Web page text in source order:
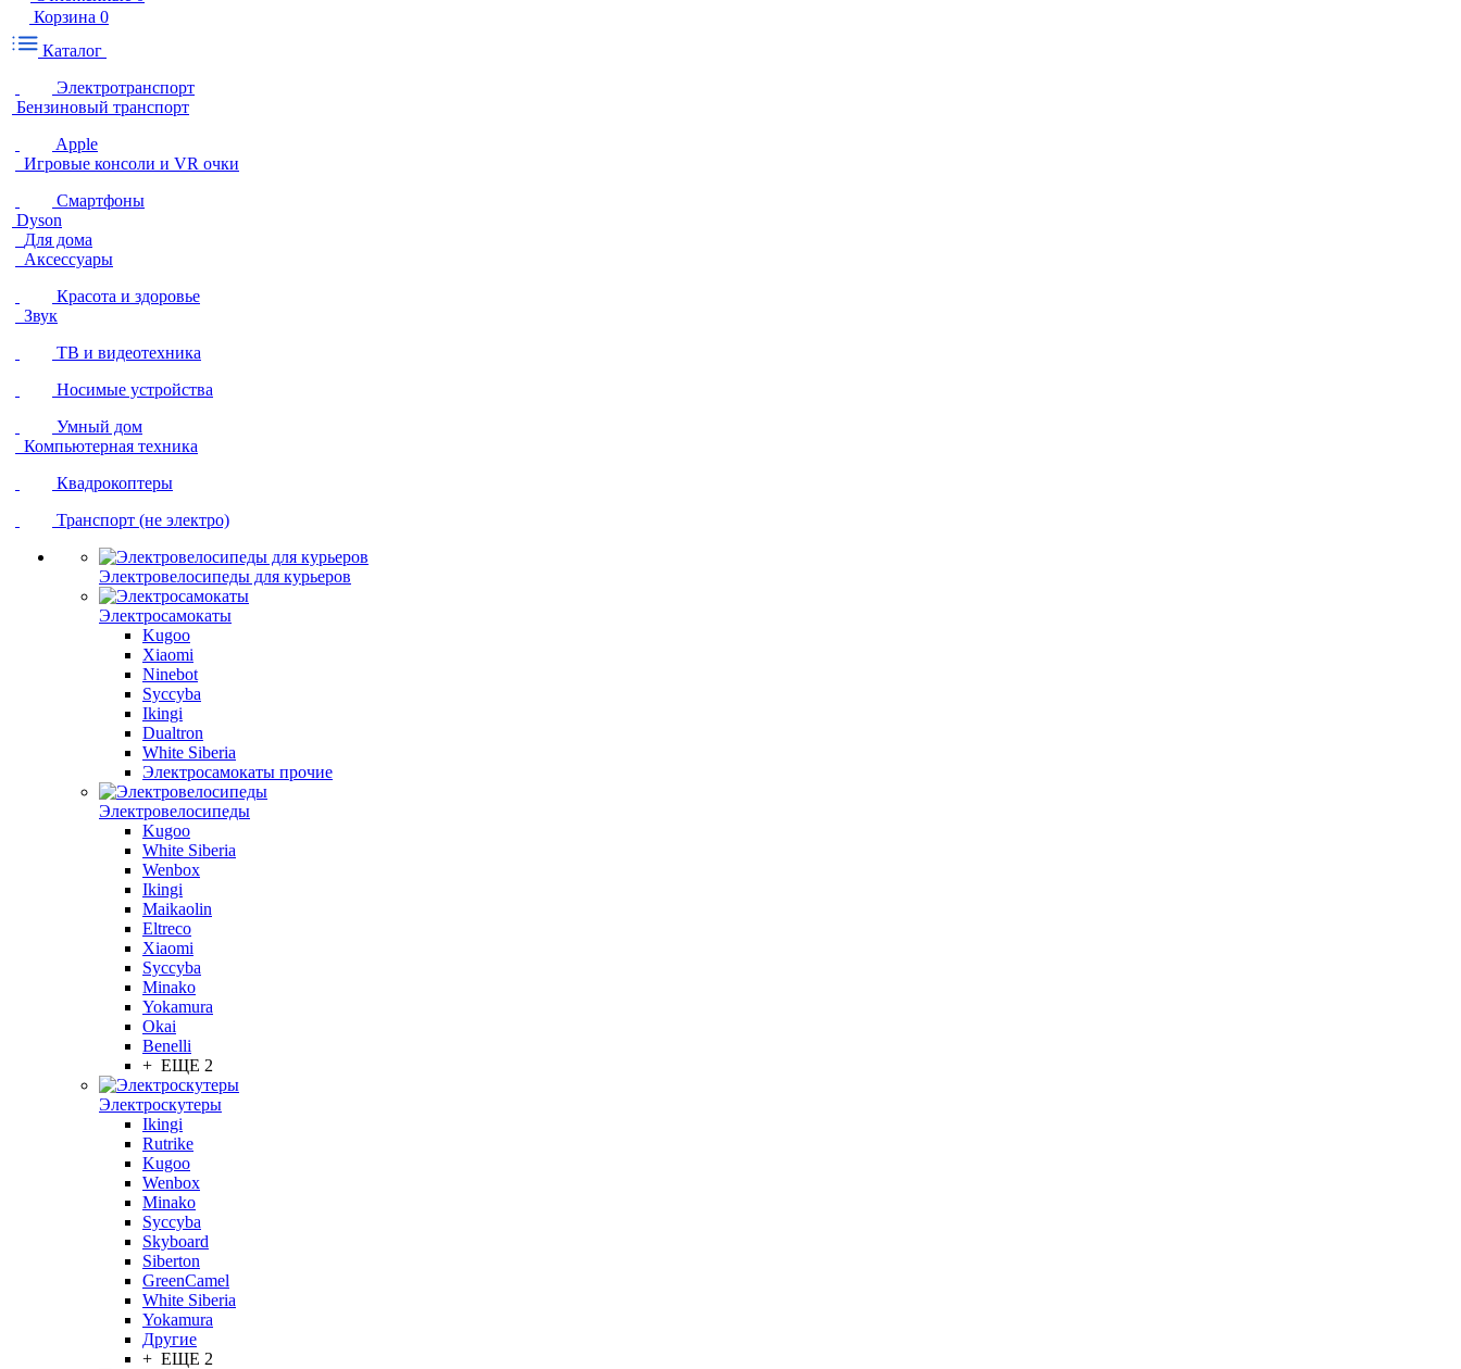
Корзина 0
Каталог
Электротранспорт
Бензиновый транспорт
Apple
Игровые консоли и VR очки
Смартфоны
Dyson
Для дома
Аксессуары
Красота и здоровье
Звук
ТВ и видеотехника
Носимые устройства
Умный дом
Компьютерная техника
Квадрокоптеры
Транспорт (не электро)
Электровелосипеды для курьеров
Электросамокаты
Kugoo
Xiaomi
Ninebot
Syccyba
Ikingi
Dualtron
White Siberia
Электросамокаты прочие
Электровелосипеды
Kugoo
White Siberia
Wenbox
Ikingi
Maikaolin
Eltreco
Xiaomi
Syccyba
Minako
Yokamura
Okai
Benelli
+ ЕЩЕ 2
Электроскутеры
Ikingi
Rutrike
Kugoo
Wenbox
Minako
Syccyba
Skyboard
Siberton
GreenCamel
White Siberia
Yokamura
Другие
+ ЕЩЕ 2